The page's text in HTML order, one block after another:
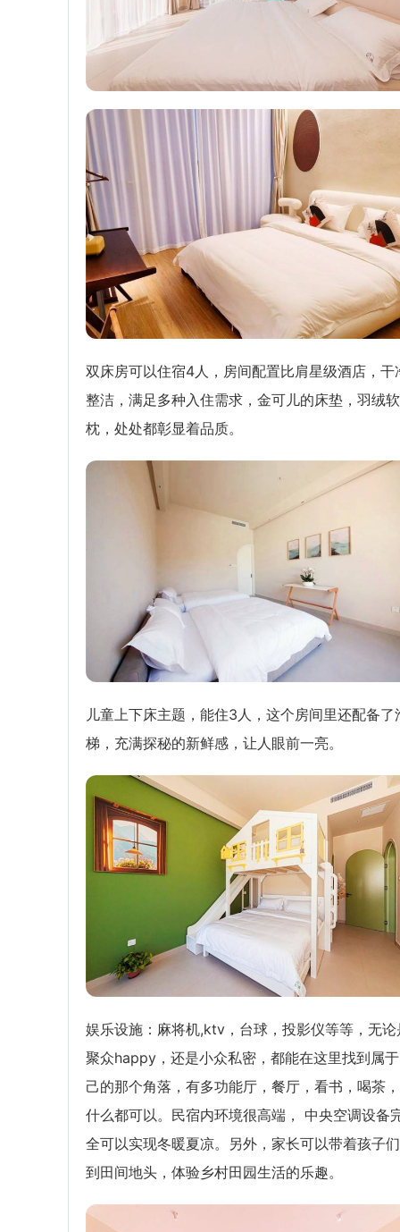
双床房可以住宿4人，房间配置比肩星级酒店，干
整洁，满足多种入住需求，金可儿的床垫，羽绒软
枕，处处都彰显着品质。
儿童上下床主题，能住3人，这个房间里还配备了
梯，充满探秘的新鲜感，让人眼前一亮。
娱乐设施：麻将机,ktv，台球，投影仪等等，无论
聚众happy，还是小众私密，都能在这里找到属
己的那个角落，有多功能厅，餐厅，看书，喝茶
什么都可以。民宿内环境很高端， 中央空调设备
全可以实现冬暖夏凉。另外，家长可以带着孩子
到田间地头，体验乡村田园生活的乐趣。